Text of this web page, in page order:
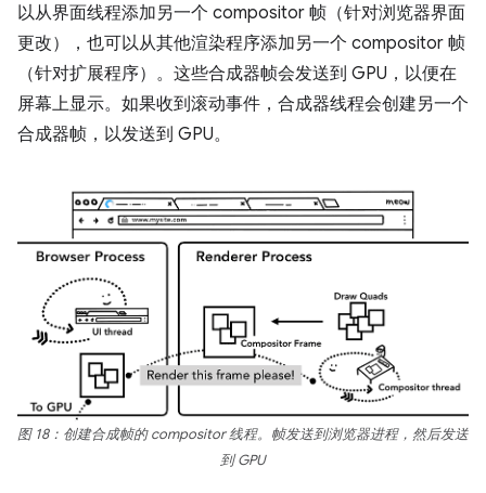
以从界面线程添加另一个 compositor 帧（针对浏览器界面
更改），也可以从其他渲染程序添加另一个 compositor 帧
（针对扩展程序）。这些合成器帧会发送到 GPU，以便在
屏幕上显示。如果收到滚动事件，合成器线程会创建另一个
合成器帧，以发送到 GPU。
图 18：创建合成帧的 compositor 线程。帧发送到浏览器进程，然后发送
到 GPU